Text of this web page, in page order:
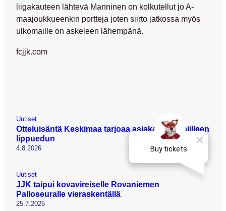
liigakauteen lähtevä Manninen on kolkutellut jo A-
maajoukkueenkin portteja joten siirto jatkossa myös
ulkomaille on askeleen lähempänä.
fcjjk.com
Uutiset
Otteluisäntä Keskimaa tarjoaa asiakasomistajilleen
lippuedun
4.8.2026
Uutiset
JJK taipui kovavireiselle Rovaniemen
Palloseuralle vieraskentällä
25.7.2026